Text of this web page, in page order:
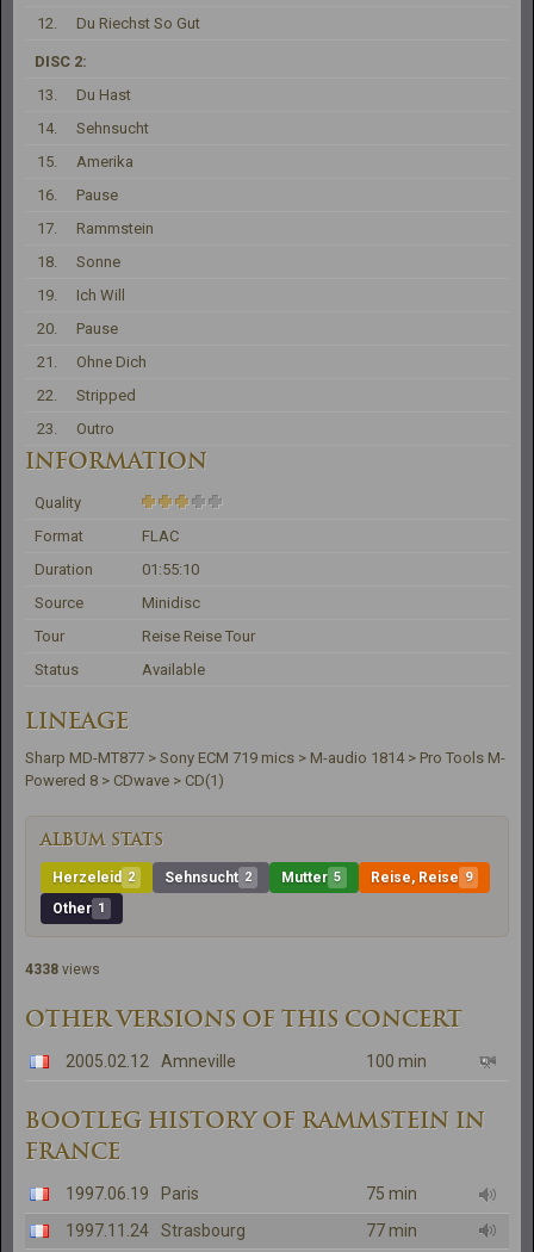
12.
Du Riechst So Gut
DISC 2:
13.
Du Hast
14.
Sehnsucht
15.
Amerika
16.
Pause
17.
Rammstein
18.
Sonne
19.
Ich Will
20.
Pause
21.
Ohne Dich
22.
Stripped
23.
Outro
INFORMATION
Quality
Format
FLAC
Duration
01:55:10
Source
Minidisc
Tour
Reise Reise Tour
Status
Available
LINEAGE
Sharp MD-MT877 > Sony ECM 719 mics > M-audio 1814 > Pro Tools M-
Powered 8 > CDwave > CD(1)
ALBUM STATS
Herzeleid 2 Sehnsucht 2 Mutter 5 Reise, Reise 9
Other 1
4338 views
OTHER VERSIONS OF THIS CONCERT
2005.02.12 Amneville 100 min
BOOTLEG HISTORY OF RAMMSTEIN IN
FRANCE
1997.06.19 Paris
75 min
1997.11.24
Strasbourg
77 min